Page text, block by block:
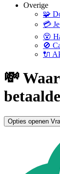
Overige
🧩
💳
😵
🚫
🔌
💸
Opties openen